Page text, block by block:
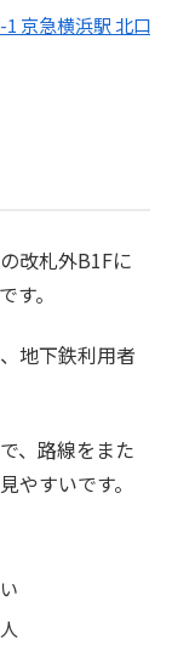
京急横浜駅 北口
改札外B1Fに
。
地下鉄利用者
、路線をまた
やすいです。